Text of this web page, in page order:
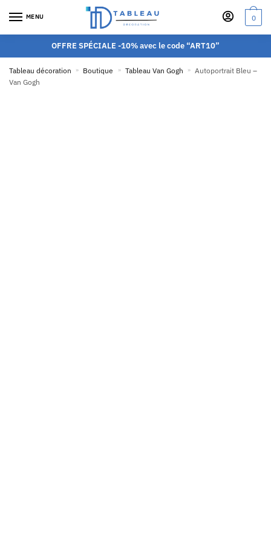
MENU 0
OFFRE SPÉCIALE -10% avec le code “ART10”
Tableau décoration » Boutique » Tableau Van Gogh » Autoportrait Bleu –
Van Gogh